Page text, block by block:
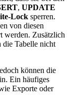
, UPDATE
Lock sperren.
von diesen
werden. Zusätzlich
Tabelle nicht
können die
Ein häufiges
Exporte oder